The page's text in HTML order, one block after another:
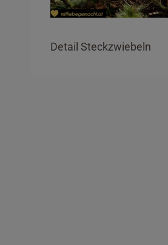
Detail Steckzwiebeln